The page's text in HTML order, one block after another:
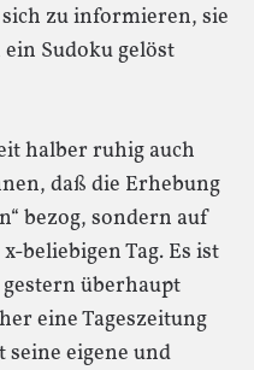
zu informieren, sie
Sudoku gelöst
halber ruhig auch
daß die Erhebung
bezog, sondern auf
beliebigen Tag. Es ist
überhaupt
eine Tageszeitung
seine eigene und